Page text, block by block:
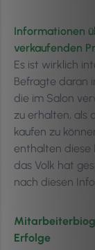
Informationen
verkaufenden
Es ist wirklich
Befragte daran
die im Salon
zu erhalten, als
kaufen zu
enthalten diese
das Volk hat
nach diesen
Erfolge